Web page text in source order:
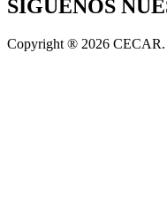
SÍGUENOS
Copyright ® 2026 CECAR.